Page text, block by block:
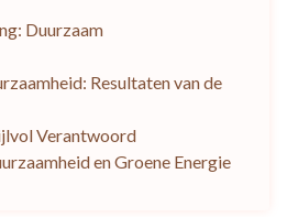
Duurzaam
Resultaten van de
Verantwoord
en Groene Energie